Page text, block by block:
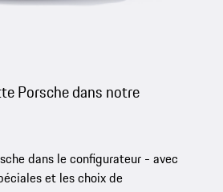
Porsche dans notre
dans le configurateur - avec
et les choix de